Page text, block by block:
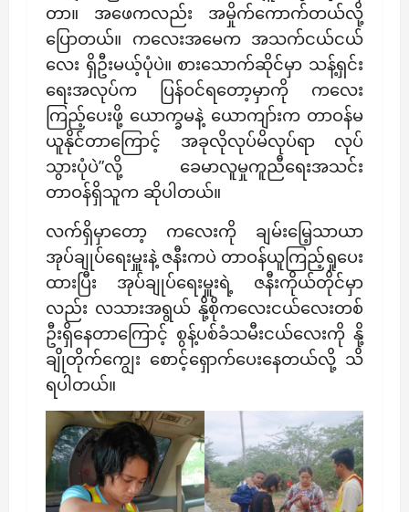
တာ။ အဖေကလည်း အမှိုက်ကောက်တယ်လို့
ပြောတယ်။ ကလေးအမေက အသက်ငယ်ငယ်
လေး ရှိဦးမယ့်ပုံပဲ။ စားသောက်ဆိုင်မှာ သန့်ရှင်း
ရေးအလုပ်က ပြန်ဝင်ရတော့မှာကို ကလေး
ကြည့်ပေးဖို့ ယောက္ခမနဲ့ ယောကျာ်းက တာဝန်မ
ယူနိုင်တာကြောင့် အခုလိုလုပ်မိလုပ်ရာ လုပ်
သွားပုံပဲ”လို့ ခေမာလူမှုကူညီရေးအသင်း
တာဝန်ရှိသူက ဆိုပါတယ်။
လက်ရှိမှာတော့ ကလေးကို ချမ်းမြေ့သာယာ
အုပ်ချုပ်ရေးမှူးနဲ့ ဇနီးကပဲ တာဝန်ယူကြည့်ရှုပေး
ထားပြီး အုပ်ချုပ်ရေးမှူးရဲ့ ဇနီးကိုယ်တိုင်မှာ
လည်း လသားအရွယ် နို့စိုကလေးငယ်လေးတစ်
ဦးရှိနေတာကြောင့် စွန့်ပစ်ခံသမီးငယ်လေးကို နို့
ချိုတိုက်ကျွေး စောင့်ရှောက်ပေးနေတယ်လို့ သိ
ရပါတယ်။